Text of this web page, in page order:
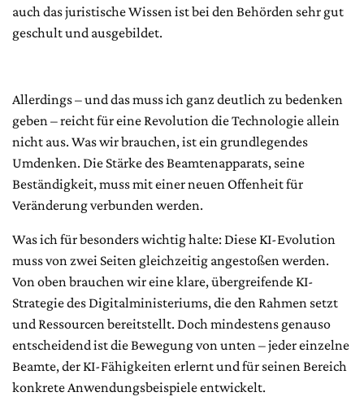
auch das juristische Wissen ist bei den Behörden sehr gut
geschult und ausgebildet.
Allerdings – und das muss ich ganz deutlich zu bedenken
geben – reicht für eine Revolution die Technologie allein
nicht aus. Was wir brauchen, ist ein grundlegendes
Umdenken. Die Stärke des Beamtenapparats, seine
Beständigkeit, muss mit einer neuen Offenheit für
Veränderung verbunden werden.
Was ich für besonders wichtig halte: Diese KI-Evolution
muss von zwei Seiten gleichzeitig angestoßen werden.
Von oben brauchen wir eine klare, übergreifende KI-
Strategie des Digitalministeriums, die den Rahmen setzt
und Ressourcen bereitstellt. Doch mindestens genauso
entscheidend ist die Bewegung von unten – jeder einzelne
Beamte, der KI-Fähigkeiten erlernt und für seinen Bereich
konkrete Anwendungsbeispiele entwickelt.